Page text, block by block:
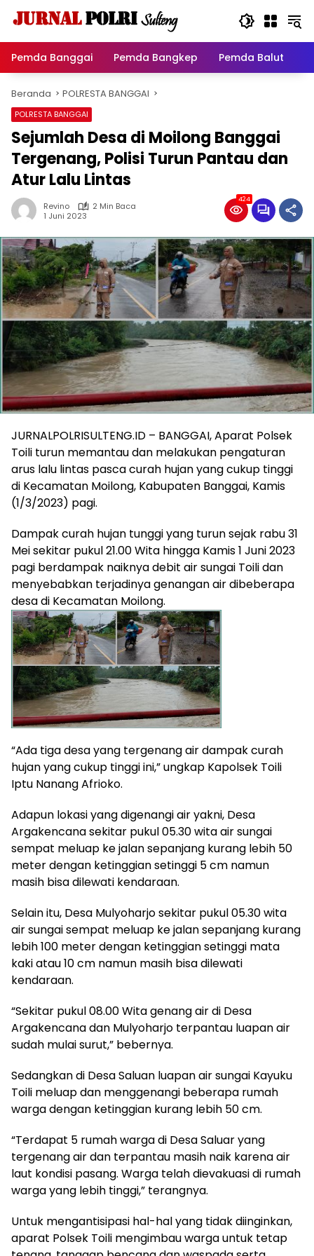
Pemda Banggai
Pemda Bangkep Pemda Balut
Beranda POLRESTA BANGGAI
POLRESTA BANGGAI
Sejumlah Desa di Moilong Banggai
Tergenang, Polisi Turun Pantau dan
Atur Lalu Lintas
Revino
2 Min Baca
1 Juni 2023
424
JURNALPOLRISULTENG.ID – BANGGAI, Aparat Polsek
Toili turun memantau dan melakukan pengaturan
arus lalu lintas pasca curah hujan yang cukup tinggi
di Kecamatan Moilong, Kabupaten Banggai, Kamis
(1/3/2023) pagi.
Dampak curah hujan tunggi yang turun sejak rabu 31
Mei sekitar pukul 21.00 Wita hingga Kamis 1 Juni 2023
pagi berdampak naiknya debit air sungai Toili dan
menyebabkan terjadinya genangan air dibeberapa
desa di Kecamatan Moilong.
“Ada tiga desa yang tergenang air dampak curah
hujan yang cukup tinggi ini,” ungkap Kapolsek Toili
Iptu Nanang Afrioko.
Adapun lokasi yang digenangi air yakni, Desa
Argakencana sekitar pukul 05.30 wita air sungai
sempat meluap ke jalan sepanjang kurang lebih 50
meter dengan ketinggian setinggi 5 cm namun
masih bisa dilewati kendaraan.
Selain itu, Desa Mulyoharjo sekitar pukul 05.30 wita
air sungai sempat meluap ke jalan sepanjang kurang
lebih 100 meter dengan ketinggian setinggi mata
kaki atau 10 cm namun masih bisa dilewati
kendaraan.
“Sekitar pukul 08.00 Wita genang air di Desa
Argakencana dan Mulyoharjo terpantau luapan air
sudah mulai surut,” bebernya.
Sedangkan di Desa Saluan luapan air sungai Kayuku
Toili meluap dan menggenangi beberapa rumah
warga dengan ketinggian kurang lebih 50 cm.
“Terdapat 5 rumah warga di Desa Saluar yang
tergenang air dan terpantau masih naik karena air
laut kondisi pasang. Warga telah dievakuasi di rumah
warga yang lebih tinggi,” terangnya.
Untuk mengantisipasi hal-hal yang tidak diinginkan,
aparat Polsek Toili mengimbau warga untuk tetap